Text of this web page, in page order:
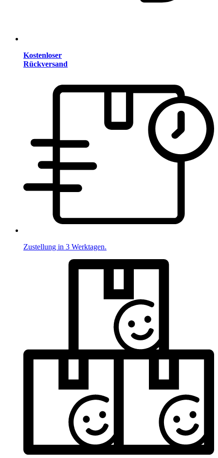
Kostenloser
Rückversand
Zustellung in 3 Werktagen.